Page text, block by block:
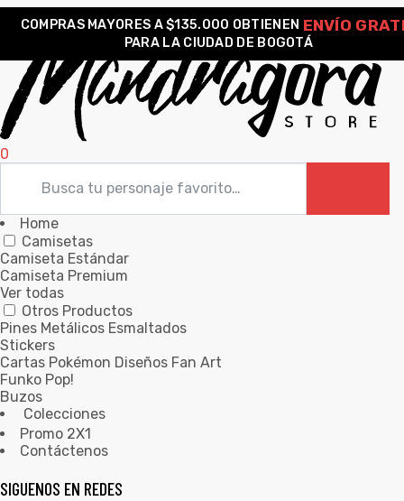
COMPRAS MAYORES A $135.000 OBTIENEN ENVÍO
PARA LA CIUDAD DE BOGOTÁ
0
Home
Camisetas
Camiseta Estándar
Camiseta Premium
Ver todas
Otros Productos
Pines Metálicos Esmaltados
Stickers
Cartas Pokémon Diseños Fan Art
Funko Pop!
Buzos
Colecciones
Promo 2X1
Contáctenos
SIGUENOS EN REDES